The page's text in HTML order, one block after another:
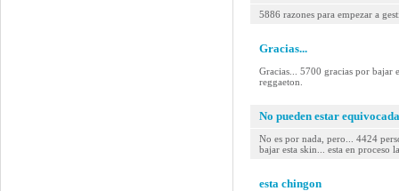
5886 razones para empezar a
Gracias...
Gracias... 5700 gracias por
reggaeton.
No pueden estar
No es por nada, pero... 4424
bajar esta skin... esta en proceso
esta chingon